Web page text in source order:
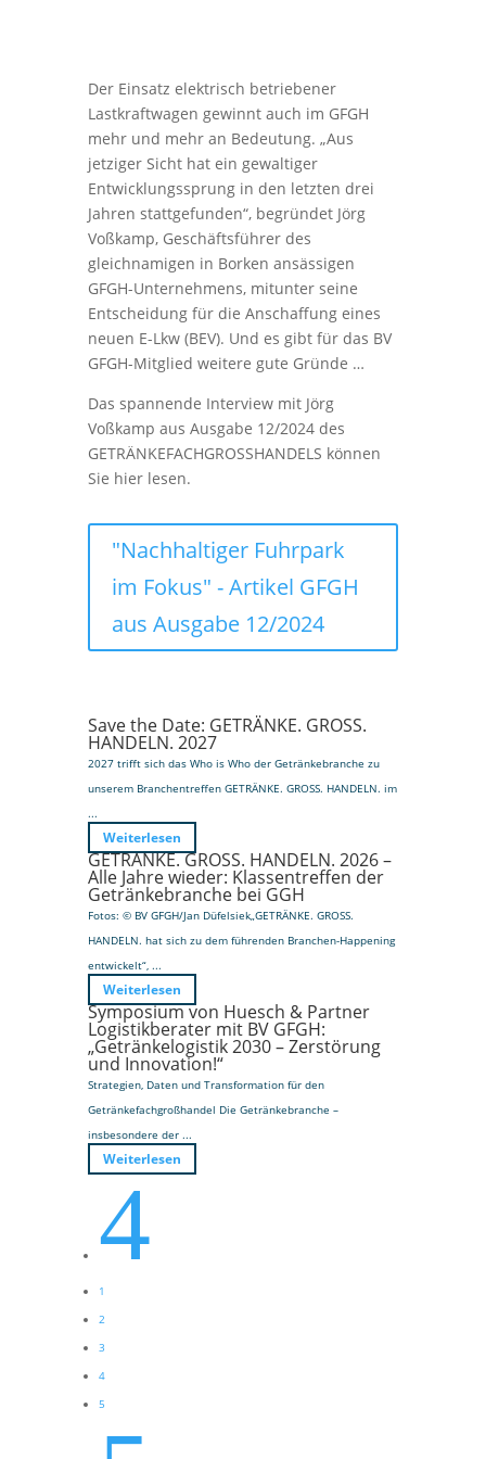
Der Einsatz elektrisch betriebener
Lastkraftwagen gewinnt auch im GFGH
mehr und mehr an Bedeutung. „Aus
jetziger Sicht hat ein gewaltiger
Entwicklungssprung in den letzten drei
Jahren stattgefunden“, begründet Jörg
Voßkamp, Geschäftsführer des
gleichnamigen in Borken ansässigen
GFGH-Unternehmens, mitunter seine
Entscheidung für die Anschaffung eines
neuen E-Lkw (BEV). Und es gibt für das BV
GFGH-Mitglied weitere gute Gründe …
Das spannende Interview mit Jörg
Voßkamp aus Ausgabe 12/2024 des
GETRÄNKEFACHGROSSHANDELS können
Sie hier lesen.
"Nachhaltiger Fuhrpark
im Fokus" - Artikel GFGH
aus Ausgabe 12/2024
Save the Date: GETRÄNKE. GROSS.
HANDELN. 2027
2027 trifft sich das Who is Who der Getränkebranche zu
unserem Branchentreffen GETRÄNKE. GROSS. HANDELN. im
...
Weiterlesen
GETRÄNKE. GROSS. HANDELN. 2026 –
Alle Jahre wieder: Klassentreffen der
Getränkebranche bei GGH
Fotos: © BV GFGH/Jan Düfelsiek„GETRÄNKE. GROSS.
HANDELN. hat sich zu dem führenden Branchen-Happening
entwickelt“, ...
Weiterlesen
Symposium von Huesch & Partner
Logistikberater mit BV GFGH:
„Getränkelogistik 2030 – Zerstörung
und Innovation!“
Strategien, Daten und Transformation für den
Getränkefachgroßhandel Die Getränkebranche –
insbesondere der ...
Weiterlesen
4
1
2
3
4
5